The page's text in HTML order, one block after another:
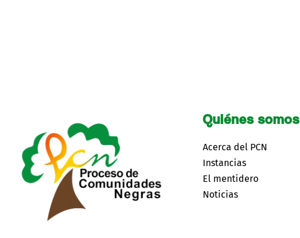
Quiénes somos
Acerca del PCN
Instancias
El mentidero
Noticias